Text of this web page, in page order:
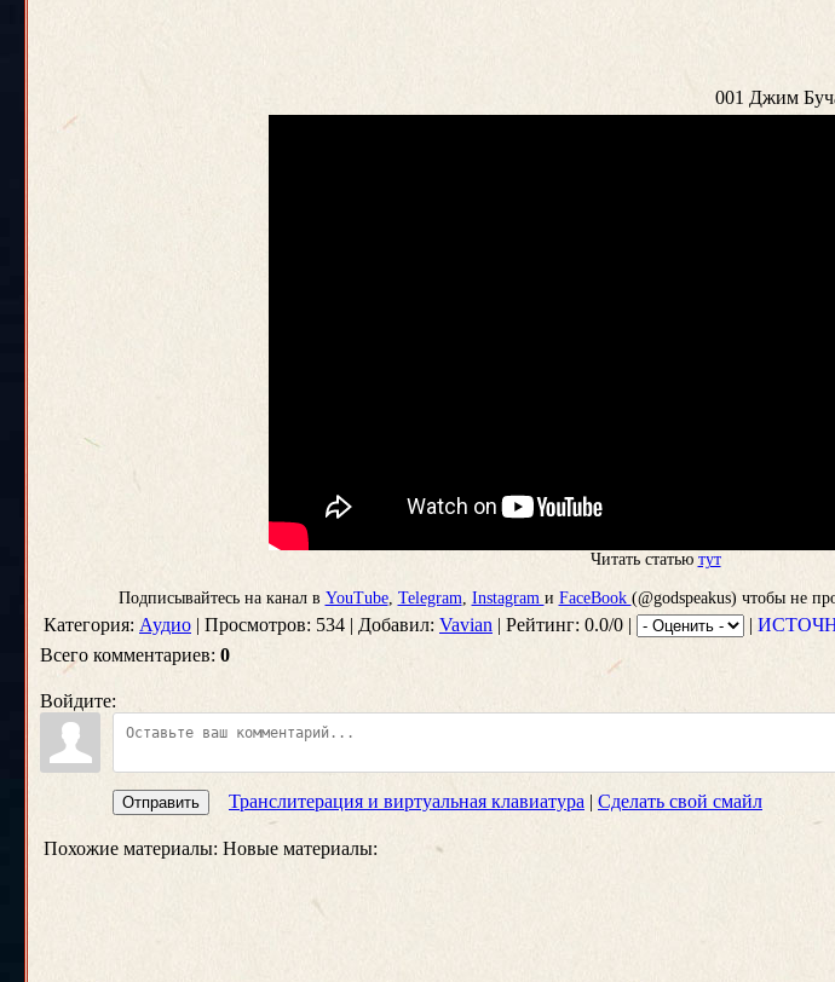
001 Джим
Читать статью тут
Подписывайтесь на канал в YouTube, Telegram, Instagram и FaceBook (@godspeakus) чтобы не
Категория: Аудио | Просмотров: 534 | Добавил: Vavian | Рейтинг: 0.0/0 | |
Всего комментариев: 0
Войдите:
Отправить Транслитерация и виртуальная клавиатура | Сделать свой смайл
Похожие материалы: Новые материалы: